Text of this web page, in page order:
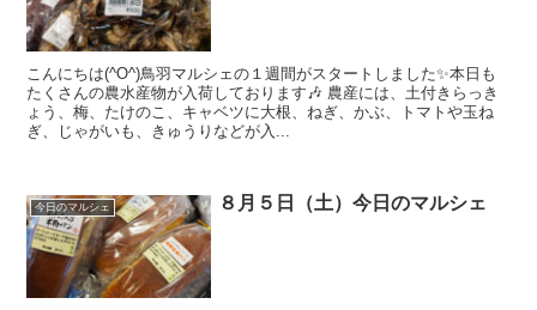
こんにちは(^O^)鳥羽マルシェの１週間がスタートしました✨本日も
たくさんの農水産物が入荷しております🎶 農産には、土付きらっき
ょう、梅、たけのこ、キャベツに大根、ねぎ、かぶ、トマトや玉ね
ぎ、じゃがいも、きゅうりなどが入...
今日のマルシェ ８月５日（土）今日のマルシェ